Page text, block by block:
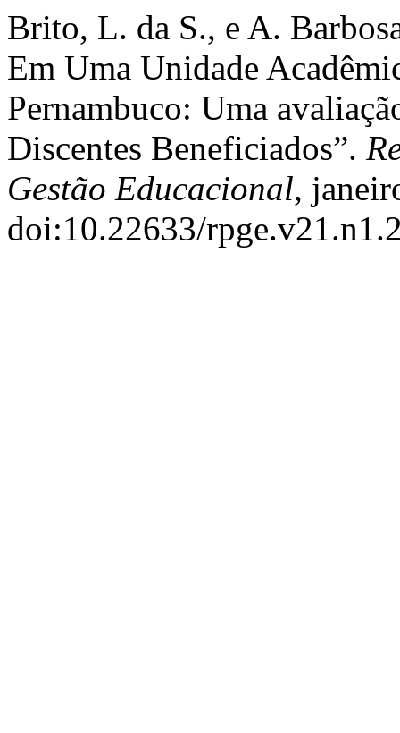
Brito, L. da S., e A.
Em Uma Unidade
Pernambuco: Uma
Discentes Beneficiados”.
Gestão Educacional,
doi:10.22633/